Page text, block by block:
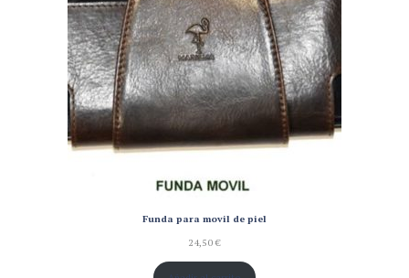
Funda para movil de piel
24,50€